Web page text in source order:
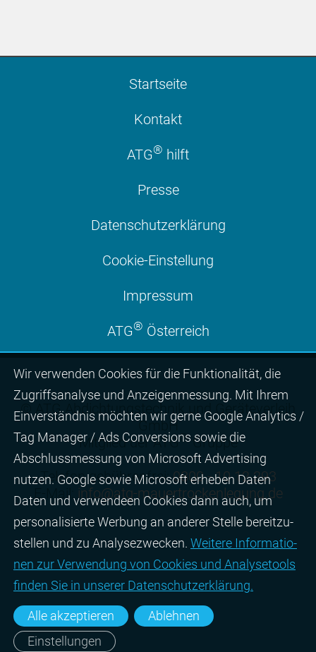
Startseite
Kontakt
ATG® hilft
Presse
Datenschutzerklärung
Cookie-Einstellung
Impressum
ATG® Österreich
© ATG Abdichtungstechnik und Geräteverleih
GmbH
Mitglied der ATG®Gruppe
Telefon gebührenfrei:0800 - 10 12 293
E-Mail: info@atg-mauertrockenlegung.de
Wir ver­wen­den Cookies für die Funktio­na­lität, die
Zugriffs­ana­lyse und Anzei­gen­mes­sung. Mit Ihrem
Ein­ver­ständ­nis möchten wir gerne Google Analytics /
Tag Manager / Ads Con­ver­sions sowie die
Abschluss­mes­sung von Micro­soft Adver­tising
nutzen. Google sowie Micro­soft erheben Daten
Daten und verwendeen Cookies dann auch, um
perso­nali­sierte Wer­bung an ande­rer Stelle bereit­zu­
stel­len und zu Ana­lyse­zwecken. Wei­tere Infor­matio­
nen zur Ver­wen­dung von Cookies und Ana­lyse­tools
fin­den Sie in unserer Daten­schutz­erklä­rung.
Alle akzeptieren
Ablehnen
Einstellungen